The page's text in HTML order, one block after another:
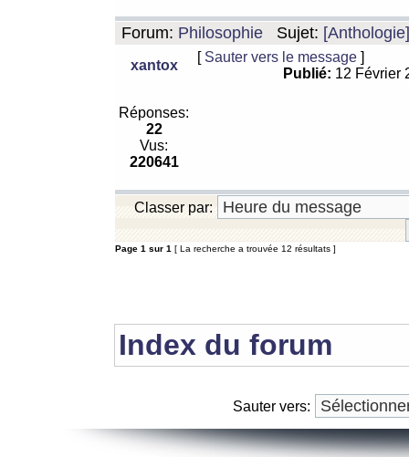
Forum: Philosophie Sujet:
xantox
[ Sauter vers le message ]
Publié: 12 Février
Réponses:
22
Vus:
220641
Classer par:
Page 1 sur 1 [ La recherche a trouvée 12 résultats ]
Index du forum
Sauter vers: